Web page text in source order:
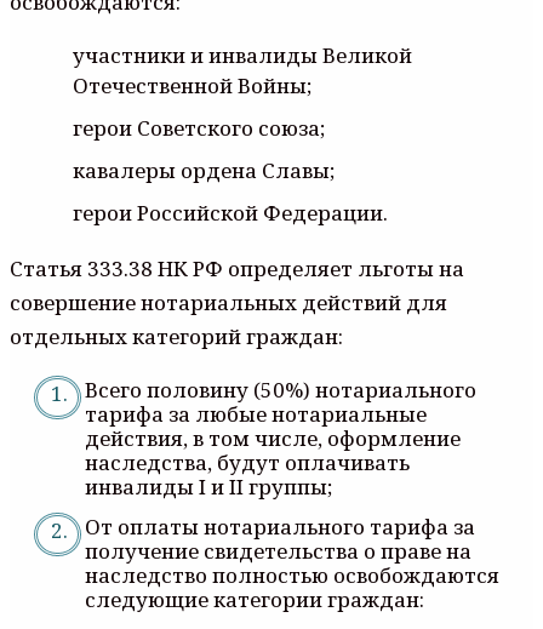
участники и инвалиды Великой
Отечественной Войны;
герои Советского союза;
кавалеры ордена Славы;
герои Российской Федерации.
Статья 333.38 НК РФ определяет льготы на
совершение нотариальных действий для
отдельных категорий граждан:
Всего половину (50%) нотариального
тарифа за любые нотариальные
действия, в том числе, оформление
наследства, будут оплачивать
инвалиды I и II группы;
От оплаты нотариального тарифа за
получение свидетельства о праве на
наследство полностью освобождаются
следующие категории граждан: